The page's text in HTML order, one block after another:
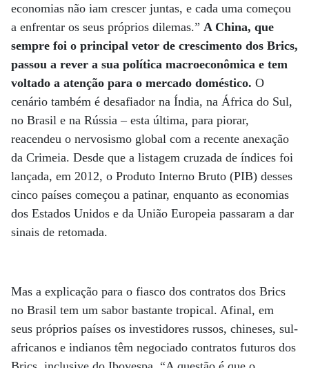
economias não iam crescer juntas, e cada uma começou
a enfrentar os seus próprios dilemas.” A China, que
sempre foi o principal vetor de crescimento dos Brics,
passou a rever a sua política macroeconômica e tem
voltado a atenção para o mercado doméstico. O
cenário também é desafiador na Índia, na África do Sul,
no Brasil e na Rússia – esta última, para piorar,
reacendeu o nervosismo global com a recente anexação
da Crimeia. Desde que a listagem cruzada de índices foi
lançada, em 2012, o Produto Interno Bruto (PIB) desses
cinco países começou a patinar, enquanto as economias
dos Estados Unidos e da União Europeia passaram a dar
sinais de retomada.
Mas a explicação para o fiasco dos contratos dos Brics
no Brasil tem um sabor bastante tropical. Afinal, em
seus próprios países os investidores russos, chineses, sul-
africanos e indianos têm negociado contratos futuros dos